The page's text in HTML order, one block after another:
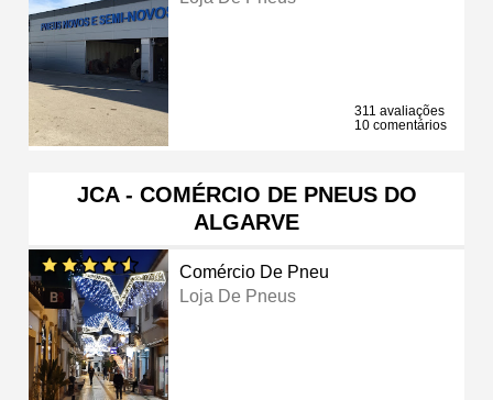
311 avaliações
10 comentários
JCA - COMÉRCIO DE PNEUS DO
ALGARVE
Comércio De Pneu
Loja De Pneus